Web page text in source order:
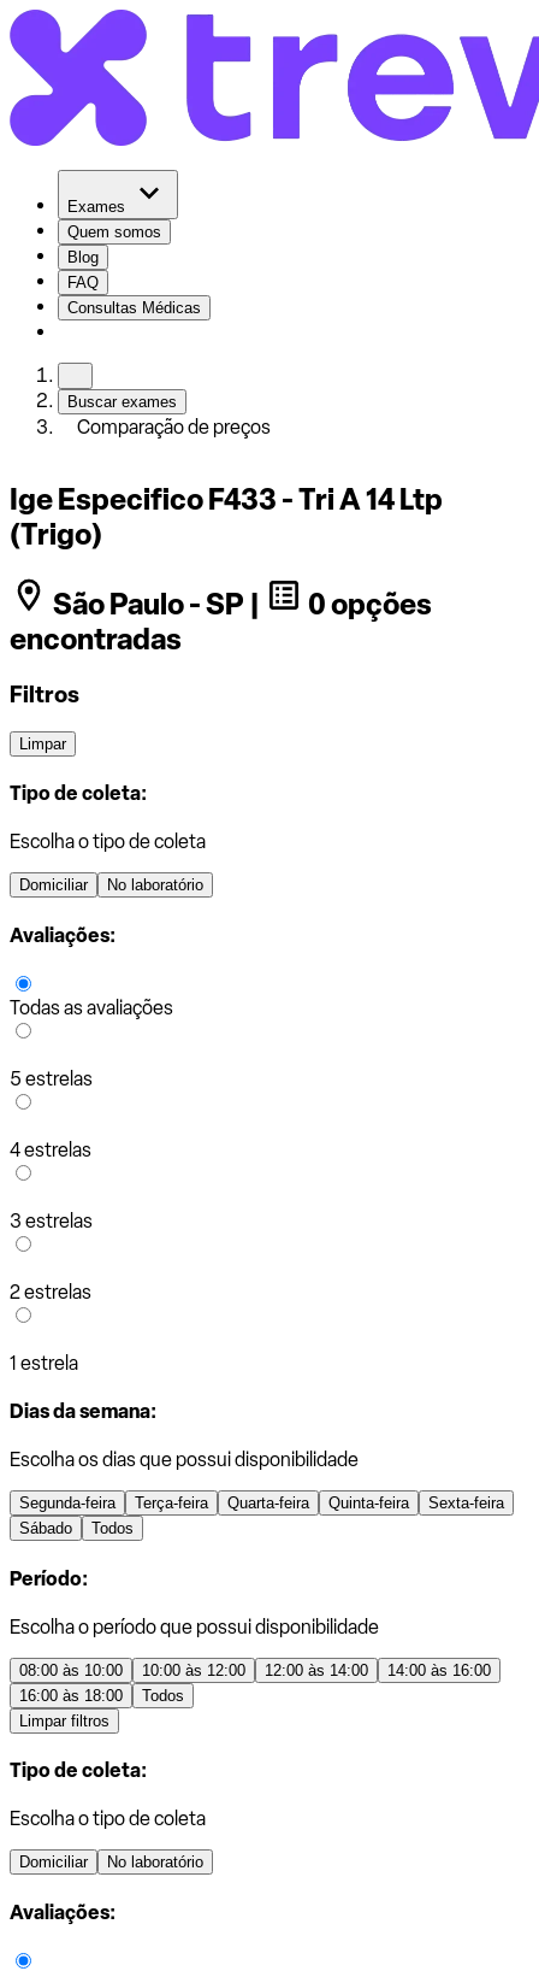
Exames
Quem somos
Blog
FAQ
Consultas Médicas
Buscar exames
Comparação de preços
Ige Especifico F433 - Tri A 14 Ltp
(Trigo)
São Paulo - SP |
0 opções
encontradas
Filtros
Limpar
Tipo de coleta:
Escolha o tipo de coleta
Domiciliar No laboratório
Avaliações:
Todas as avaliações
5 estrelas
4 estrelas
3 estrelas
2 estrelas
1 estrela
Dias da semana:
Escolha os dias que possui disponibilidade
Segunda-feira Terça-feira Quarta-feira Quinta-feira
Sexta-feira
Sábado
Todos
Período:
Escolha o período que possui disponibilidade
08:00 às 10:00 10:00 às 12:00 12:00 às 14:00
14:00 às 16:00
16:00 às 18:00
Todos
Limpar filtros
Tipo de coleta:
Escolha o tipo de coleta
Domiciliar No laboratório
Avaliações: